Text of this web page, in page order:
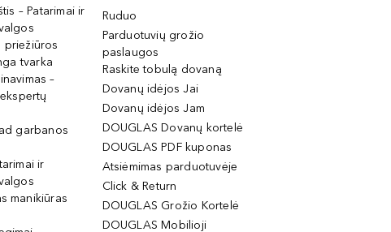
– Patarimai ir
priežiūros
tvarka
–
garbanos
ir
manikiūras
Ruduo
Parduotuvių grožio
paslaugos
Raskite tobulą dovaną
Dovanų idėjos Jai
Dovanų idėjos Jam
DOUGLAS Dovanų kortelė
DOUGLAS PDF kuponas
Atsiėmimas parduotuvėje
Click & Return
DOUGLAS Grožio Kortelė
DOUGLAS Mobilioji